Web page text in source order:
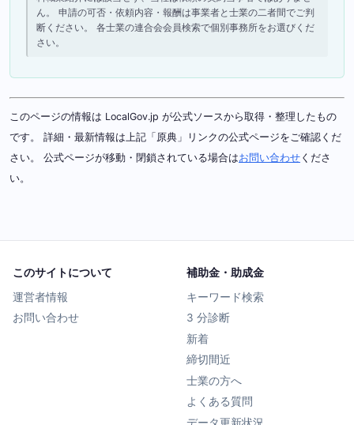
ん。 申請の可否・依頼内容・報酬は事業者と士業の二者間でご判
断ください。 各士業の連合会会員検索で個別事務所をお選びくだ
さい。
このページの情報は LocalGov.jp が公式ソースから取得・整理したもの
です。 詳細・最新情報は上記「原典」リンクの公式ページをご確認くだ
さい。 公式ページが移動・閉鎖されている場合はお問い合わせ くださ
い。
このサイトについて
運営者情報
お問い合わせ
補助金・助成金
キーワード検索
3 分診断
新着
締切間近
士業の方へ
よくある質問